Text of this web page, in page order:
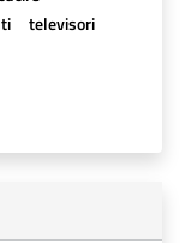
televisori